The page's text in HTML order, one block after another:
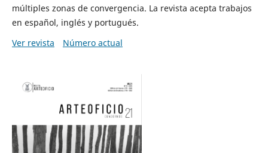
múltiples zonas de convergencia. La revista acepta trabajos
en español, inglés y portugués.
Ver revista
Número actual